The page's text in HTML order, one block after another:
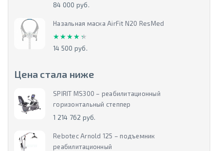
84 000 руб.
Назальная маска AirFit N20 ResMed
★★★★★
★★★★★
14 500 руб.
Цена стала ниже
SPIRIT MS300 – реабилитационный
горизонтальный степпер
1 214 762 руб.
Rebotec Arnold 125 – подъемник
реабилитационный